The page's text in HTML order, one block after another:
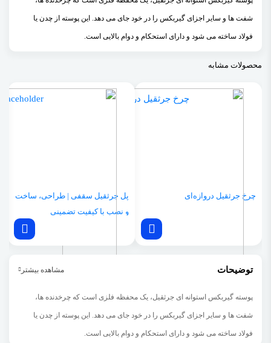
شفت ها و سایر اجزای گیربکس را در خود جای می دهد. این پوسته از چدن یا
فولاد ساخته می شود و دارای استحکام و دوام بالایی است.
محصولات مشابه
چرخ جرثقیل دروازه‌ای
پل جرثقیل سقفی | طراحی، ساخت
و نصب با کیفیت تضمینی
توضیحات مشاهده بیشتر
پوسته گیربکس استوانه ای جرثقیل، یک محفظه فلزی است که چرخدنده ها،
شفت ها و سایر اجزای گیربکس را در خود جای می دهد. این پوسته از چدن یا
فولاد ساخته می شود و دارای استحکام و دوام بالایی است.